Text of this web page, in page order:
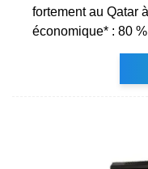
fortement au Qatar
économique* : 80